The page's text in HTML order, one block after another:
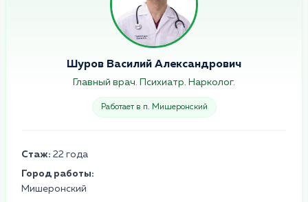
Шуров Василий Александрович
Главный врач. Психиатр. Нарколог.
Работает в п. Мишеронский
Стаж: 22 года
Город работы:
Мишеронский